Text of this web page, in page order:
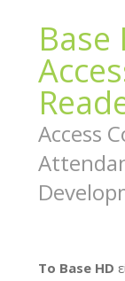
Base
Access
Το Base HD